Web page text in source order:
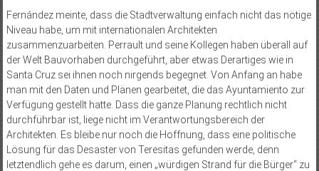
Fernández meinte, dass die Stadtverwaltung einfach nicht das nötige
Niveau habe, um mit internationalen Architekten
zusammenzuarbeiten. Perrault und seine Kollegen haben überall auf
der Welt Bauvorhaben durchgeführt, aber etwas Derartiges wie in
Santa Cruz sei ihnen noch nirgends begegnet. Von Anfang an habe
man mit den Daten und Plänen gearbeitet, die das Ayuntamiento zur
Verfügung gestellt hatte. Dass die ganze Planung rechtlich nicht
durchführbar ist, liege nicht im Verantwortungsbereich der
Architekten. Es bleibe nur noch die Hoffnung, dass eine politische
Lösung für das Desaster von Teresitas gefunden werde, denn
letztendlich gehe es darum, einen „würdigen Strand für die Bürger“ zu